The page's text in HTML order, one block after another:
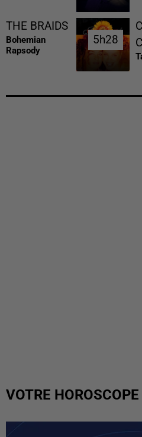
THE BRAIDS
Bohemian
Rapsody
5h28
5h28
VOTRE HOROSCOPE